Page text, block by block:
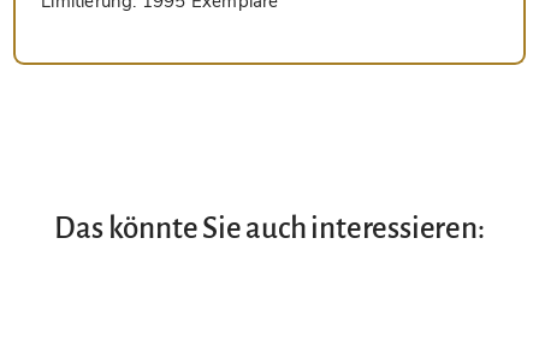
Das könnte Sie auch interessieren: